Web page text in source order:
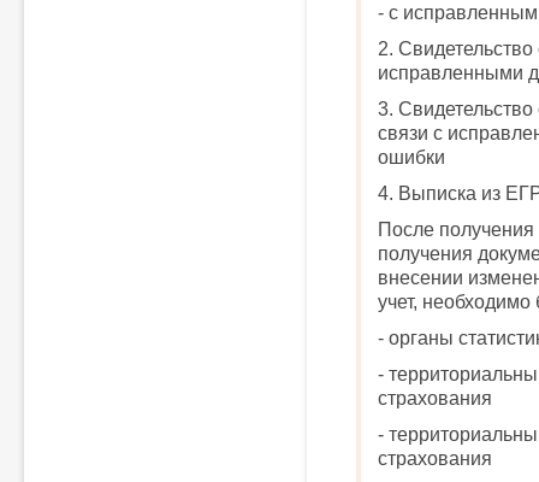
- с
2. Свидетельство
исправленными
3.
связи с
ошибки
4. Выписка из
После
получения
внесении
учет, необходимо
- органы
-
страхования
-
страхования